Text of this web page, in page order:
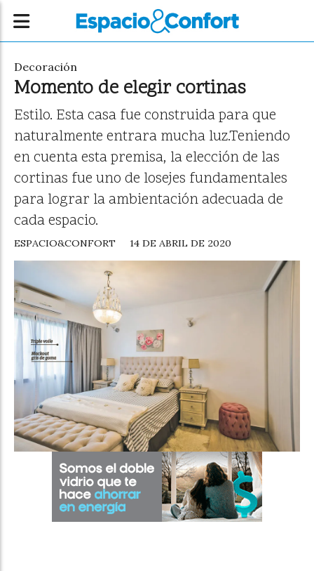
Momento de elegir cortinas
Estilo. Esta casa fue construida para que
naturalmente entrara mucha luz.Teniendo
en cuenta esta premisa, la elección de las
cortinas fue uno de losejes fundamentales
para lograr la ambientación adecuada de
cada espacio.
Decoración
14 DE ABRIL DE 2020
ESPACIO&CONFORT